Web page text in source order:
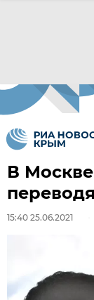
В
15:40 25.06.2021